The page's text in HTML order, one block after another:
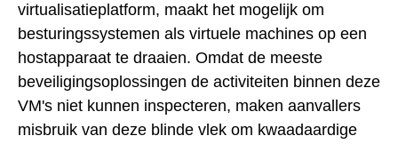
virtualisatieplatform, maakt het mogelijk om
besturingssystemen als virtuele machines op een
hostapparaat te draaien. Omdat de meeste
beveiligingsoplossingen de activiteiten binnen deze
VM's niet kunnen inspecteren, maken aanvallers
misbruik van deze blinde vlek om kwaadaardige